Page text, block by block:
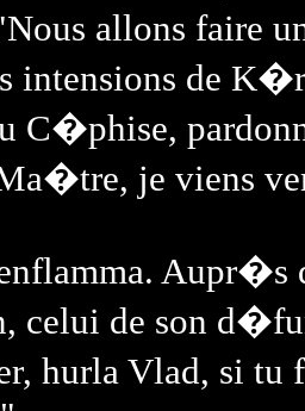
allons faire
intensions de
C�phise,
je viens
celui de son
hurla Vlad, si